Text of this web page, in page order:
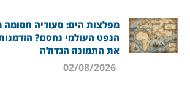
מפלצות הים: סעודיה חסומה
הנפט העולמי נחסם?
את התמונה הגדולה